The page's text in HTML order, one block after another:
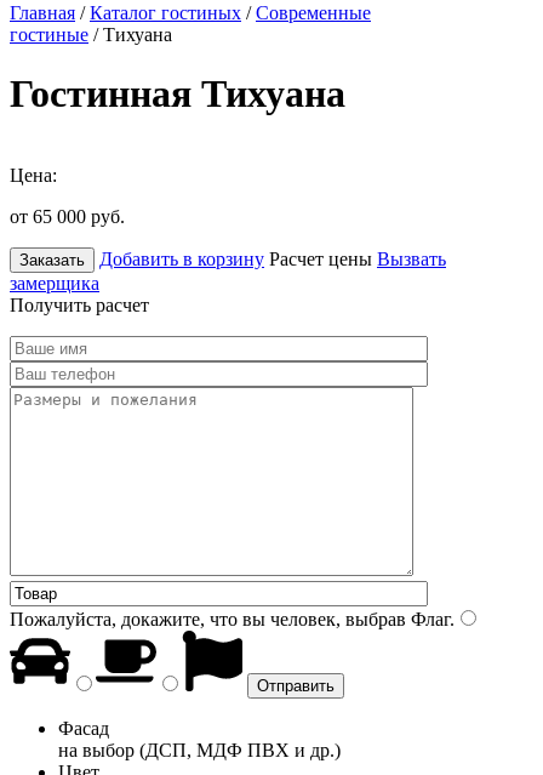
Главная /Каталог гостиных /Современные
гостиные / Тихуана
Гостинная Тихуана
Цена:
от 65 000 руб.
Заказать Добавить в корзину Расчет цены Вызвать
замерщика
Получить расчет
Пожалуйста, докажите, что вы человек, выбрав Флаг.
Фасад
на выбор (ДСП, МДФ ПВХ и др.)